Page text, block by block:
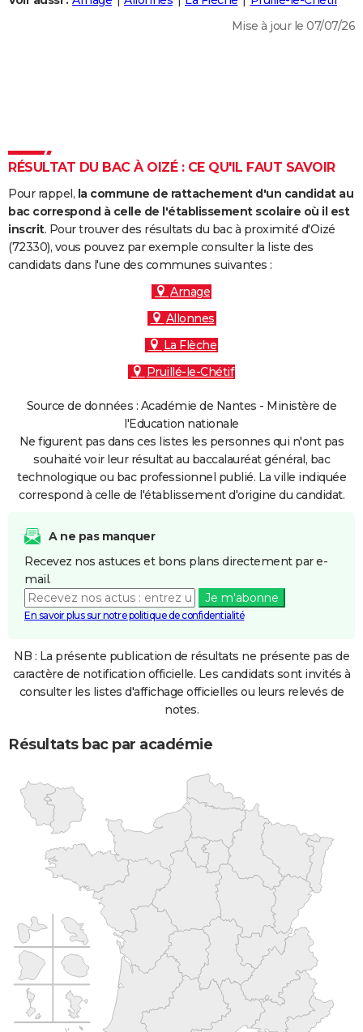
DICTIONNAIRE
COPAINS D'AVANT
S'inscrire
Se connecter
Lycées
Collèges
Primaires
Universités
Entreprises
Service militaire
Avis de recherche
AVIS DE DÉCÈS
Mise à jour le 07/07/26
RÉSULTAT DU BAC À OIZÉ : CE QU'IL FAUT SAVOIR
Pour rappel, la commune de rattachement d'un candidat au
bac correspond à celle de l'établissement scolaire où il est
inscrit. Pour trouver des résultats du bac à proximité d'Oizé
(72330), vous pouvez par exemple consulter la liste des
candidats dans l'une des communes suivantes :
Arnage
Allonnes
La Flèche
Pruillé-le-Chétif
Source de données : Académie de Nantes - Ministère de
l'Education nationale
Ne figurent pas dans ces listes les personnes qui n'ont pas
souhaité voir leur résultat au baccalauréat général, bac
technologique ou bac professionnel publié. La ville indiquée
correspond à celle de l'établissement d'origine du candidat.
A ne pas manquer
Recevez nos astuces et bons plans directement par e-
mail.
Je m'abonne
En savoir plus sur notre politique de confidentialité
NB : La présente publication de résultats ne présente pas de
caractère de notification officielle. Les candidats sont invités à
consulter les listes d'affichage officielles ou leurs relevés de
notes.
Résultats bac par académie